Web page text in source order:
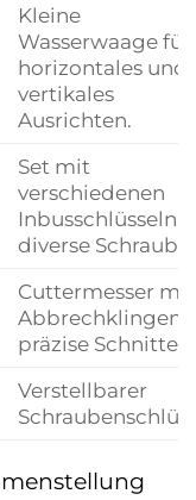
Kleine
Wasserwaage für
horizontales und
vertikales
Ausrichten.
Set mit
verschiedenen
Inbusschlüsseln
diverse
Cuttermesser mit
Abbrechklingen
präzise Schnitte.
Verstellbarer